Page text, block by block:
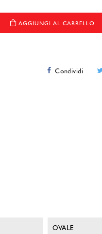
AGGIUNGI AL CARRELLO
Condividi
OVALE